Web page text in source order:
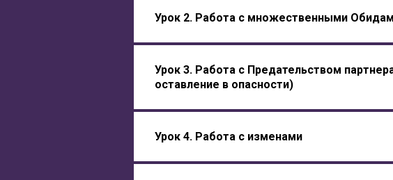
Урок 2. Работа с множественными
Урок 3. Работа с Предательством
оставление в опасности)
Урок 4. Работа с изменами